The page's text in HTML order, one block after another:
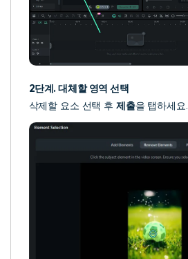
2단계. 대체할 영역 선택
삭제할 요소 선택 후 제출을 탭하세요.